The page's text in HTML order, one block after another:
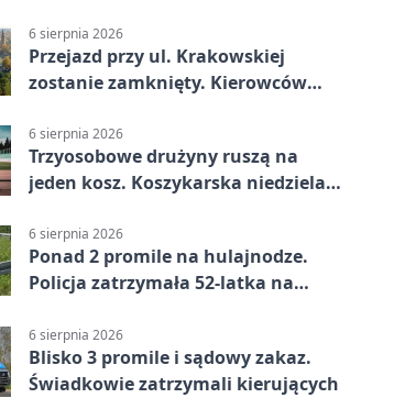
6 sierpnia 2026
Przejazd przy ul. Krakowskiej
zostanie zamknięty. Kierowców
6 sierpnia 2026
Trzyosobowe drużyny ruszą na
jeden kosz. Koszykarska niedziela
6 sierpnia 2026
Ponad 2 promile na hulajnodze.
Policja zatrzymała 52-latka na
6 sierpnia 2026
Blisko 3 promile i sądowy zakaz.
Świadkowie zatrzymali kierujących